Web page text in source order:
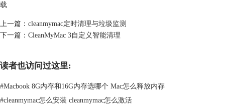
Mac系统的稳定性。还好现在从Mac上卸载Safari一个更加简单的方法，并
如何从Mac上卸载Safari
使用cleanmymac从Mac上卸载Safari非常容易，使用它的“卸载器”功能，简
1.下载CleanMyMac并安装。
3.点击“查看全部应用程序”，然后勾选Safari应用程序及其相关所有组
件。
载
上一篇： cleanmymac定时清理与垃圾监测
下一篇： CleanMyMac 3自定义智能清理
读者也访问过这里:
#Macbook 8G内存和16G内存选哪个 Mac怎么释放内存
#cleanmymac怎么安装 cleanmymac怎么激活